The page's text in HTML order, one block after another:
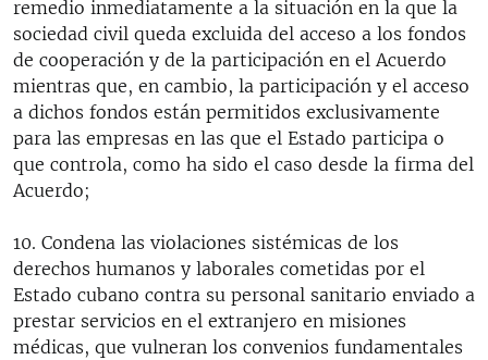
remedio inmediatamente a la situación en la que la
sociedad civil queda excluida del acceso a los fondos
de cooperación y de la participación en el Acuerdo
mientras que, en cambio, la participación y el acceso
a dichos fondos están permitidos exclusivamente
para las empresas en las que el Estado participa o
que controla, como ha sido el caso desde la firma del
Acuerdo;
10. Condena las violaciones sistémicas de los
derechos humanos y laborales cometidas por el
Estado cubano contra su personal sanitario enviado a
prestar servicios en el extranjero en misiones
médicas, que vulneran los convenios fundamentales